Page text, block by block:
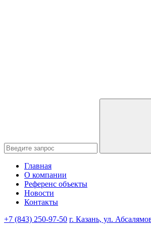
Главная
О компании
Референс объекты
Новости
Контакты
+7 (843) 250-97-50 г. Казань, ул.